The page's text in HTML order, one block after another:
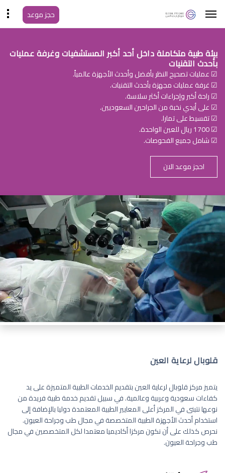
حجز موعد
بيئة طبية متكاملة داخل أحد أكبر المستشفيات وغرفة عمليات
بأحدث التقنيات
☑ عمليات تصحيح النظر بأفضل وأحدث الأجهزة عالمياً.
☑ غرفة عمليات مجهزة بأحدث التقنيات.
☑ راحة أكبر وإجراءات أكثر سلاسة.
☑ على أيدي نخبة من الجراحين السعوديين.
☑ تقسيط على تمارا.
☑ 1700 ريال للعين الواحدة.
☑ شامل جميع الفحوصات.
احجز موعد الان
قلوبال لرعاية العين
يتميز مركز قلوبال لرعاية العين بتقديم الخدمات الطبية المتميزة على يد
كفاءات سعودية وعربية وعالمية. في سبيل تقديم خدمة طبية فريدة من
نوعها نتبنى في المركز أعلى المعايير الطبية المعتمدة دوليا بالإضافة إلى
استخدام أحدث الأجهزة الطبية المتخصصة في مجال طب وجراحة العيون.
نحرص كذلك على أن نكون مركزا أكاديميا معتمدا لكل المتخصصين في مجال
طب وجراحة العيون.